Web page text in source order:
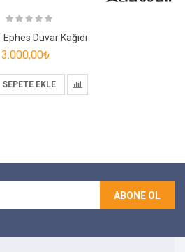
Duvar Kağıdı
3.000,00₺
SEPETE EKLE
ABONE OL